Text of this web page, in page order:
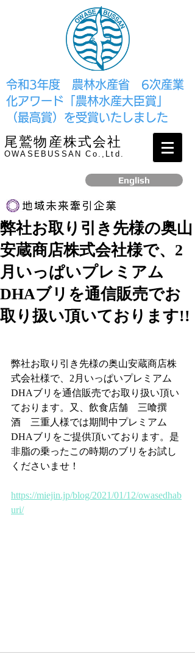
​令和3年度 農林水産省 6次産業
化アワード「農林水産大臣賞」
（最高賞）を受賞いたしました
尾鷲物産株式会社
OWASEBUSSAN Co.,Ltd.
English
リンク
​2017年12月、経済産業省より認定されました
弊社お取り引き先様の奥山
安蔵商店株式会社様で、2
月いっぱいプレミアム
DHAブリを通信販売でお
取り扱い頂いております!!
弊社お取り引き先様の奥山安蔵商店株
式会社様で、2月いっぱいプレミアム
DHAブリを通信販売でお取り扱い頂い
ております。又、飲食店舗　三喰撰
酒　三重人様では期間中プレミアム
DHAブリをご提供頂いております。是
非脂の乗ったこの時期のブリをお試し
くださいませ！
https://miejin.jp/blog/2021/01/12/owasedhab
uri/